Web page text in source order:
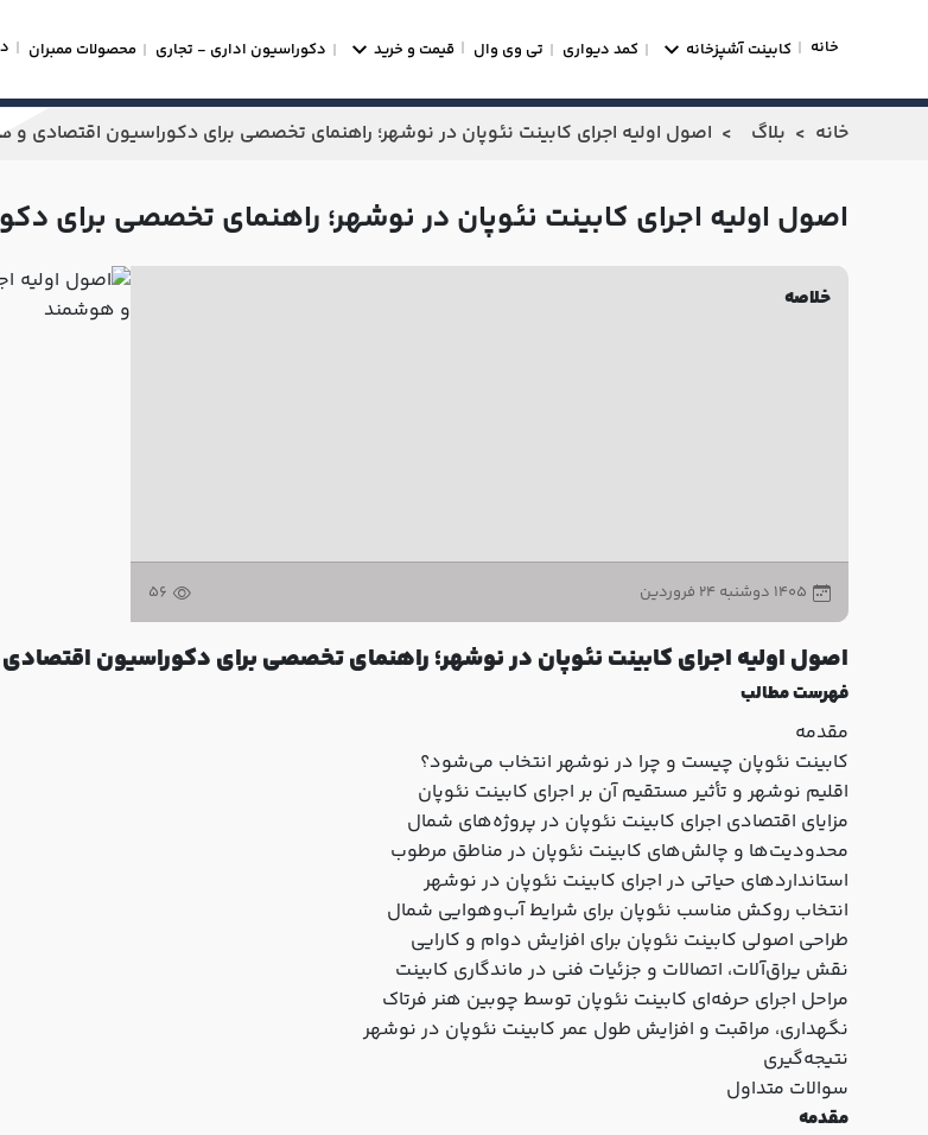
خانه کابینت آشپزخانه کمد دیواری تی وی وال قیمت و خرید دکوراسیون اداری - تجاری محصولات ممبران
خانه بلاگ اصول اولیه اجرای کابینت نئوپان در نوشهر؛ راهنمای تخصصی برای دکوراسیون اقتصادی و
اصول اولیه اجرای کابینت نئوپان در نوشهر؛ راهنمای تخصصی برای
خلاصه
۱۴۰۵ دوشنبه ۲۴ فروردين 56
اصول اولیه اجرای کابینت نئوپان در نوشهر؛ راهنمای تخصصی برای دکوراسیون
فهرست مطالب
مقدمه
کابینت نئوپان چیست و چرا در نوشهر انتخاب می‌شود؟
اقلیم نوشهر و تأثیر مستقیم آن بر اجرای کابینت نئوپان
مزایای اقتصادی اجرای کابینت نئوپان در پروژه‌های شمال
محدودیت‌ها و چالش‌های کابینت نئوپان در مناطق مرطوب
استانداردهای حیاتی در اجرای کابینت نئوپان در نوشهر
انتخاب روکش مناسب نئوپان برای شرایط آب‌وهوایی شمال
طراحی اصولی کابینت نئوپان برای افزایش دوام و کارایی
نقش یراق‌آلات، اتصالات و جزئیات فنی در ماندگاری کابینت
مراحل اجرای حرفه‌ای کابینت نئوپان توسط چوبین هنر فرتاک
نگهداری، مراقبت و افزایش طول عمر کابینت نئوپان در نوشهر
نتیجه‌گیری
سوالات متداول
مقدمه